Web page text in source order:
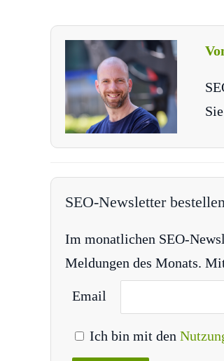
SEO-Newsletter
Im monatlichen SEO-
Meldungen des Monats.
Email
Ich bin mit den